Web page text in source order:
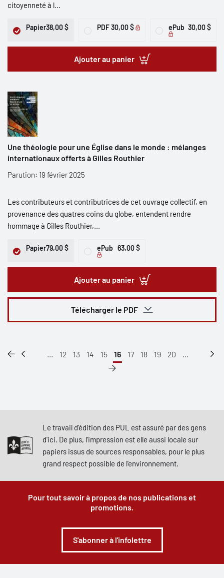
citoyenneté à l...
Papier38,00 $ PDF30,00 $ ePub 30,00 $
Ajouter au panier
Une théologie pour une Église dans le monde : mélanges
internationaux offerts à Gilles Routhier
Parution: 19 février 2025
Les contributeurs et contributrices de cet ouvrage collectif, en
provenance des quatres coins du globe, entendent rendre
hommage à Gilles Routhier,...
Papier79,00 $ ePub 63,00 $
Ajouter au panier
Télécharger le PDF
... 12 13 14 15 16 17 18 19 20 ...
Le travail d'édition des PUL est assuré par des gens
d'ici. De plus, l'impression est elle aussi locale sur
papiers issus de sources responsables, pour le plus
grand respect possible de l'environnement.
Pour tout savoir à propos de nos publications et
promotions.
S'abonner à l'infolettre